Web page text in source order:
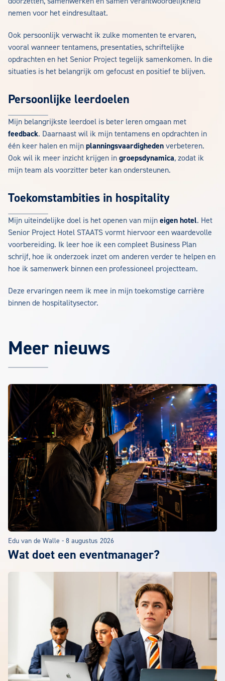
nemen voor het eindresultaat.
Ook persoonlijk verwacht ik zulke momenten te ervaren,
vooral wanneer tentamens, presentaties, schriftelijke
opdrachten en het Senior Project tegelijk samenkomen. In die
situaties is het belangrijk om gefocust en positief te blijven.
Persoonlijke leerdoelen
Mijn belangrijkste leerdoel is beter leren omgaan met
feedback. Daarnaast wil ik mijn tentamens en opdrachten in
één keer halen en mijn planningsvaardigheden verbeteren.
Ook wil ik meer inzicht krijgen in groepsdynamica, zodat ik
mijn team als voorzitter beter kan ondersteunen.
Toekomstambities in hospitality
Mijn uiteindelijke doel is het openen van mijn eigen hotel. Het
Senior Project Hotel STAATS vormt hiervoor een waardevolle
voorbereiding. Ik leer hoe ik een compleet Business Plan
schrijf, hoe ik onderzoek inzet om anderen verder te helpen en
hoe ik samenwerk binnen een professioneel projectteam.
Deze ervaringen neem ik mee in mijn toekomstige carrière
binnen de hospitalitysector.
Meer nieuws
Edu van de Walle - 8 augustus 2026
Wat doet een eventmanager?